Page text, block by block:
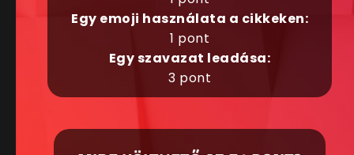
Egy emoji használata a cikkeken:
1 pont
Egy szavazat leadása:
3 pont